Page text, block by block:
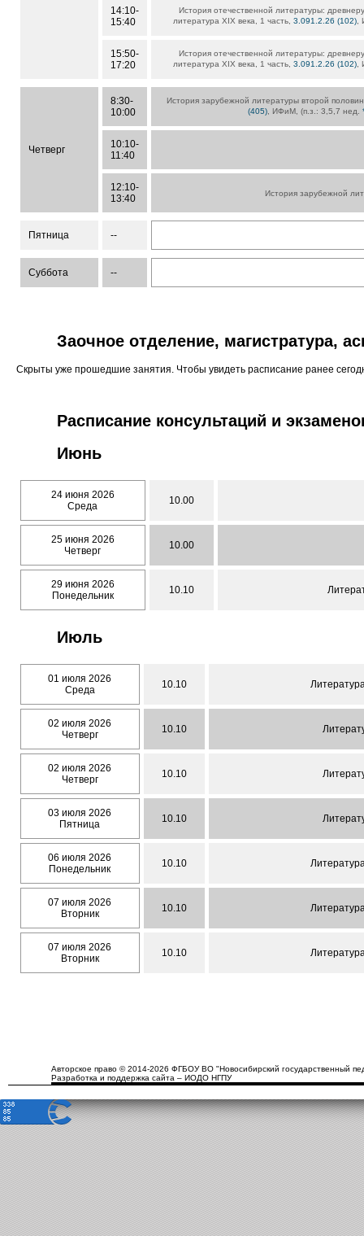
14:10-
15:40
История отечественной литературы:
литература XIX века, 1 часть, 3.091.2.26 (102)
15:50-
17:20
История отечественной литературы:
литература XIX века, 1 часть, 3.091.2.26 (102)
Четверг
8:30-
10:00
История зарубежной литературы второй
(405) , ИФиМ, (п.з.: 3,5,7 нед.
10:10-
11:40
12:10-
13:40
История зарубежной
Пятница --
Суббота --
Заочное отделение, магистратура,
Скрыты уже прошедшие занятия. Чтобы увидеть расписание ранее
Расписание консультаций и
Июнь
24 июня 2026
Среда
10.00
25 июня 2026
Четверг
10.00
29 июня 2026
Понедельник
10.10
Июль
01 июля 2026
Среда
10.10
02 июля 2026
Четверг
10.10
02 июля 2026
Четверг
10.10
03 июля 2026
Пятница
10.10
06 июля 2026
Понедельник
10.10
07 июля 2026
Вторник
10.10
07 июля 2026
Вторник
10.10
Авторское право © 2014-2026 ФГБОУ ВО "Новосибирский государственный
Разработка и поддержка сайта – ИОДО НГПУ